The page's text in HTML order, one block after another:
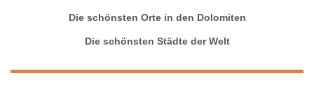
Die schönsten Orte in den Dolomiten
Die schönsten Städte der Welt